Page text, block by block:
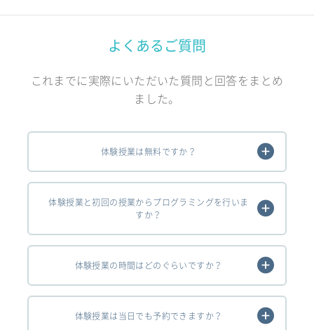
よくあるご質問
これまでに実際にいただいた質問と回答をまとめ
ました。
体験授業は無料ですか？
体験授業と初回の授業からプログラミングを行いま
すか？
体験授業の時間はどのぐらいですか？
体験授業は当日でも予約できますか？